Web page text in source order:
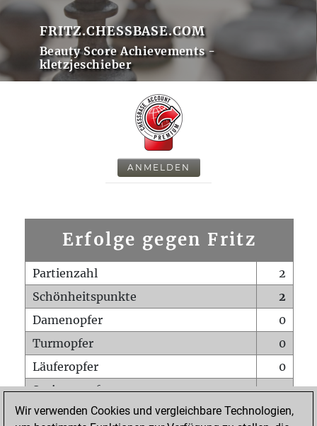
FRITZ.CHESSBASE.COM
Beauty Score Achievements -
kletzjeschieber
ANMELDEN
Erfolge gegen Fritz
Partienzahl
2
Schönheitspunkte
2
Damenopfer
0
Turmopfer
0
Läuferopfer
0
Springeropfer
0
Bauernopfer
0
Wir verwenden Cookies und vergleichbare Technologien,